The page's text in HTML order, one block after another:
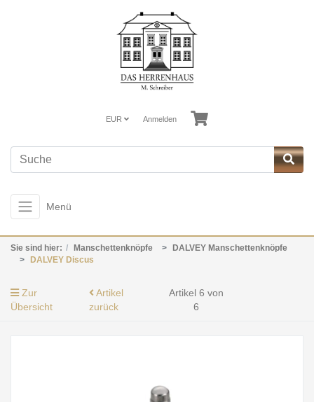
EUR Anmelden
Menü
Sie sind hier: Manschettenknöpfe
DALVEY Manschettenknöpfe
DALVEY Discus
Zur
Übersicht
Artikel
zurück
Artikel 6 von
6